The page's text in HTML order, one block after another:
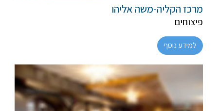
מרכז הקליה-משה אליהו
פיצוחים
למידע נוסף